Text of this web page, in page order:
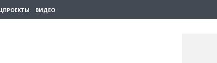
ВИДЕО